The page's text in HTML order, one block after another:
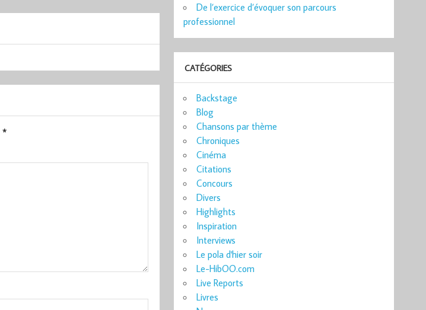
*
De l’exercice d’évoquer son parcours
professionnel
CATÉGORIES
Backstage
Blog
Chansons par thème
Chroniques
Cinéma
Citations
Concours
Divers
Highlights
Inspiration
Interviews
Le pola d'hier soir
Le-HibOO.com
Live Reports
Livres